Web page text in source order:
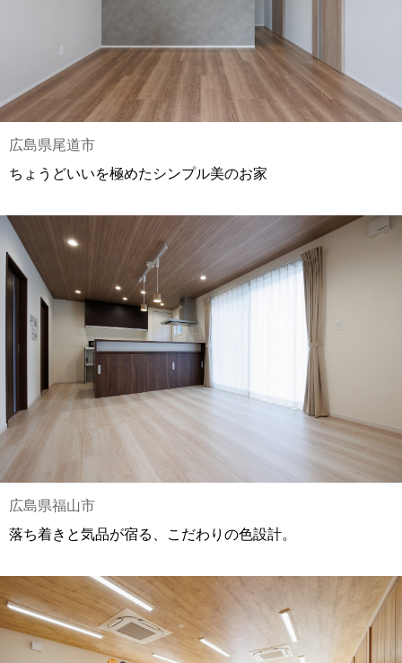
広島県尾道市
ちょうどいいを極めたシンプル美のお家
広島県福山市
落ち着きと気品が宿る、こだわりの色設計。